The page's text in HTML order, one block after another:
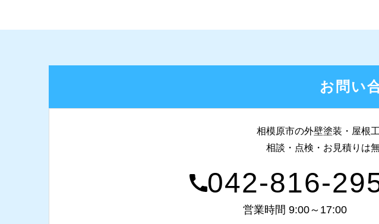
お問い
相模原市の外壁塗装・屋根
相談・点検・お見積りは無
042-816-
営業時間 9:00～17:00